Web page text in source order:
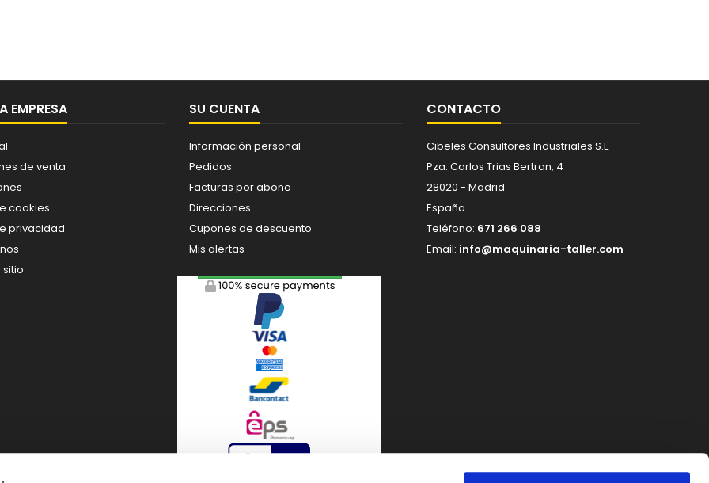
EMPRESA
de venta
cookies
privacidad
SU CUENTA
Información personal
Pedidos
Facturas por abono
Direcciones
Cupones de descuento
Mis alertas
CONTACTO
Cibeles Consultores Industriales S.L.
Pza. Carlos Trias Bertran, 4
28020 - Madrid
España
Teléfono: 671 266 088
Email: info@maquinaria-taller.com